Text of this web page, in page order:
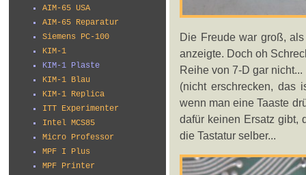
AIM-65 USA
AIM-65 Reparatur
Siemens PC-100
KIM-1
KIM-1 Plaste
KIM-1 Blau
KIM-1 Replica
ITT Experimenter
Intel MCS85
Micro Professor
MPF I Plus
MPF Printer
Die Freude war groß,
anzeigte. Doch oh
Reihe von 7-D gar
(nicht erschrecken, das
wenn man eine Taaste
dafür keinen Ersatz gibt,
die Tastatur selber...